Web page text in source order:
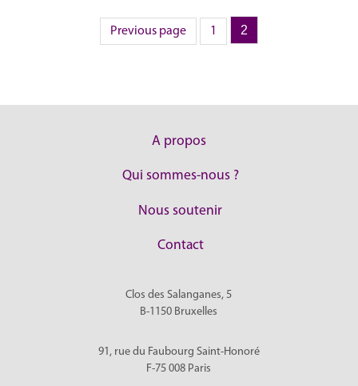
PaginationPrevious page Page
1 Page
2
A propos
Qui sommes-nous ?
Nous soutenir
Contact
Clos des Salanganes, 5
B-1150 Bruxelles
91, rue du Faubourg Saint-Honoré
F-75 008 Paris